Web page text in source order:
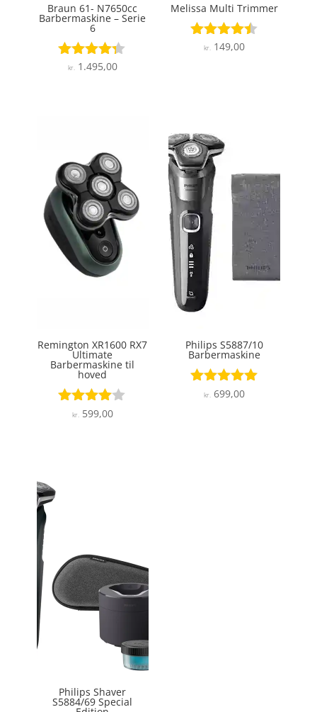
Braun 61- N7650cc
Barbermaskine – Serie
6
Vurderet
kr.1.495,00
Melissa Multi Trimmer
Vurderet
kr. 149,00
Remington XR1600 RX7
Ultimate
Barbermaskine til
hoved
Vurderet
kr. 599,00
Philips S5887/10
Barbermaskine
Vurderet
kr. 699,00
Philips Shaver
S5884/69 Special